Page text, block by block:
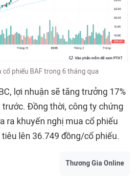
cổ phiếu BAF trong 6 tháng qua
lợi nhuận sẽ tăng trưởng 17%
trước. Đồng thời, công ty chứng
ra khuyến nghị mua cổ phiếu
tiêu lên 36.749 đồng/cổ phiếu.
Thương Gia Online